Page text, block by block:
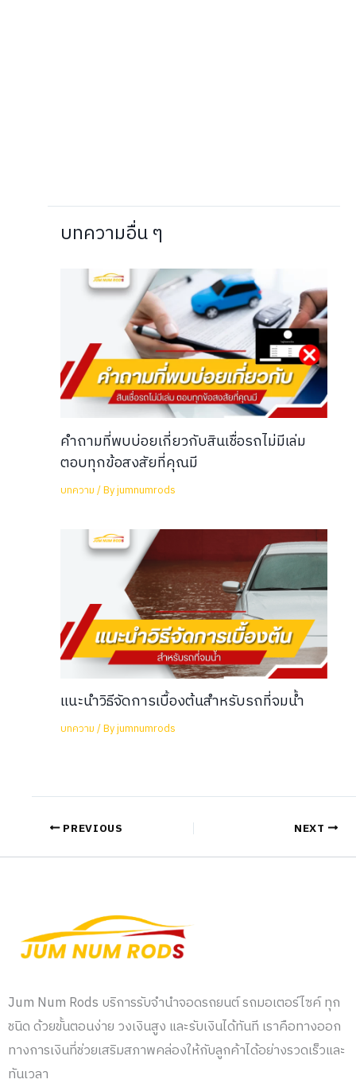
บทความอื่น ๆ
คำถามที่พบบ่อยเกี่ยวกับสินเชื่อรถไม่มีเล่ม
ตอบทุกข้อสงสัยที่คุณมี
บทความ/ Byjumnumrods
แนะนำวิธีจัดการเบื้องต้นสำหรับรถที่จมน้ำ
บทความ/ Byjumnumrods
PREVIOUS NEXT
Jum Num Rods บริการรับจำนำจอดรถยนต์ รถมอเตอร์ไซค์ ทุก
ชนิด ด้วยขั้นตอนง่าย วงเงินสูง และรับเงินได้ทันที เราคือทางออก
ทางการเงินที่ช่วยเสริมสภาพคล่องให้กับลูกค้าได้อย่างรวดเร็วและ
ทันเวลา